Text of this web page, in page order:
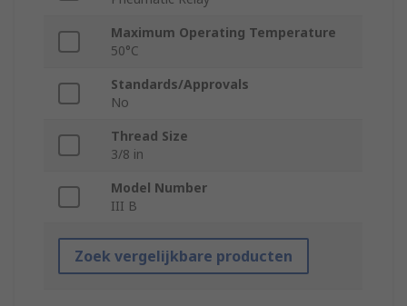
Maximum Operating Temperature
50°C
Standards/Approvals
No
Thread Size
3/8 in
Model Number
III B
Zoek vergelijkbare producten